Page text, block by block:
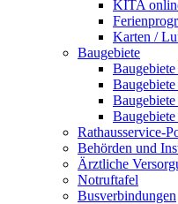
KITA
Karten /
Baugebiete
Rathausservice-
Behörden und
Ärztliche
Notruftafel
Busverbindungen